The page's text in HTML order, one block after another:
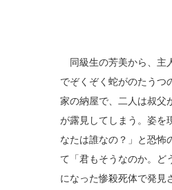
同級生の芳美から、主
でぞくぞく蛇がのたうつ
家の納屋で、二人は叔父
が露見してしまう。姿を
なたは誰なの？」と恐怖
て「君もそうなのか。ど
になった惨殺死体で発見